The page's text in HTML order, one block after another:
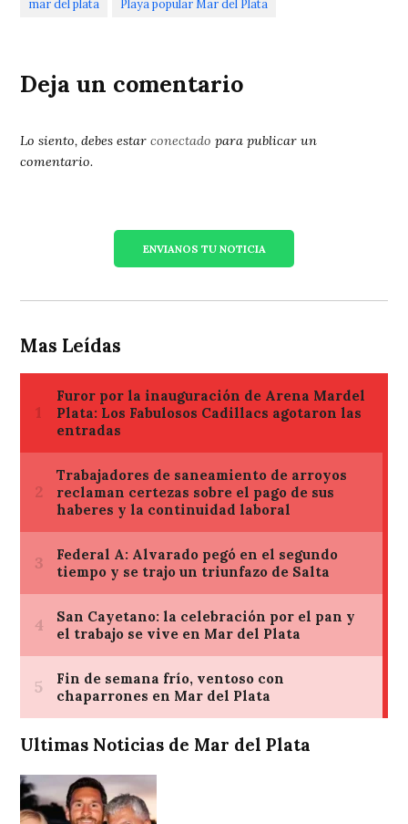
mar del plata Playa popular Mar del Plata
Deja un comentario
Lo siento, debes estarconectado para publicar un
comentario.
ENVIANOS TU NOTICIA
Mas Leídas
Ultimas Noticias de Mar del Plata